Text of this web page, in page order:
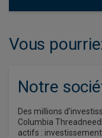
Vous
Notre
Des millions
Columbia
actifs :